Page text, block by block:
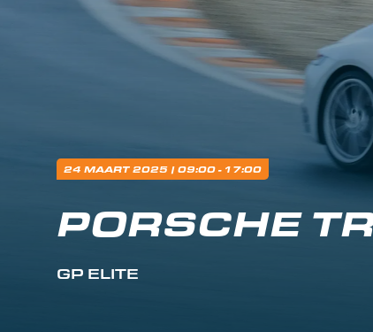
24 MAART 2025 | 09:00 - 17:00
PORSCHE
GP ELITE